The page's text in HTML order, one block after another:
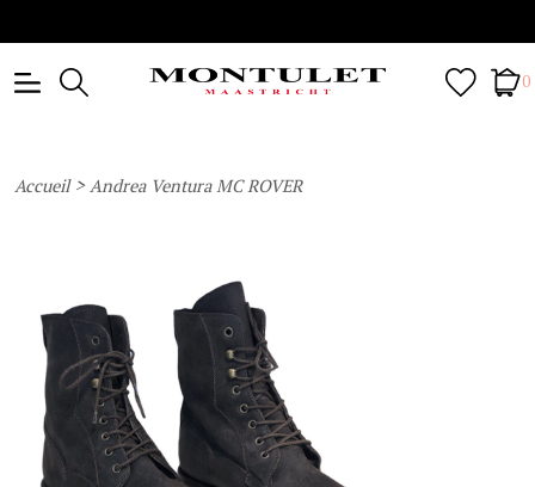
0
Accueil>Andrea Ventura MC ROVER